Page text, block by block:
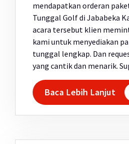
mendapatkan orderan
Tunggal Golf di Jababeka
acara tersebut klien
kami untuk menyediakan
tunggal lengkap. Dan
yang cantik dan menarik.
Baca Lebih Lanjut